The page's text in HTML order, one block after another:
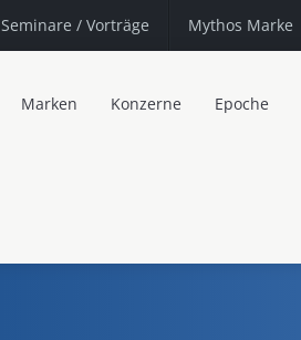
Seminare / Vorträge Mythos Marke
Marken Konzerne Epoche